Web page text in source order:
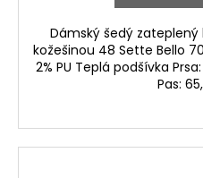
Dámský šedý
kožešinou 48 Sette Bello
2% PU Teplá podšívka
Pas: